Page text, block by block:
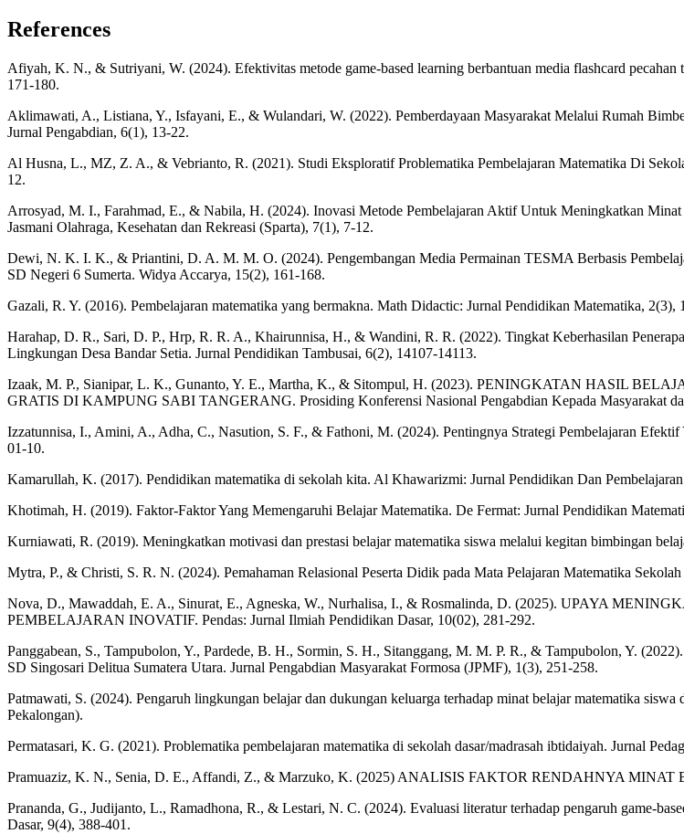
References
Afiyah, K. N., & Sutriyani, W. (2024). Efektivitas metode game-based learning berbantuan media flashcard
171-180.
Aklimawati, A., Listiana, Y., Isfayani, E., & Wulandari, W. (2022). Pemberdayaan Masyarakat Melalui Rumah
Jurnal Pengabdian, 6(1), 13-22.
Al Husna, L., MZ, Z. A., & Vebrianto, R. (2021). Studi Eksploratif Problematika Pembelajaran Matematika Di
12.
Arrosyad, M. I., Farahmad, E., & Nabila, H. (2024). Inovasi Metode Pembelajaran Aktif Untuk Meningkatkan
Jasmani Olahraga, Kesehatan dan Rekreasi (Sparta), 7(1), 7-12.
Dewi, N. K. I. K., & Priantini, D. A. M. M. O. (2024). Pengembangan Media Permainan TESMA Berbasis
SD Negeri 6 Sumerta. Widya Accarya, 15(2), 161-168.
Gazali, R. Y. (2016). Pembelajaran matematika yang bermakna. Math Didactic: Jurnal Pendidikan Matematika, 2(3),
Harahap, D. R., Sari, D. P., Hrp, R. R. A., Khairunnisa, H., & Wandini, R. R. (2022). Tingkat Keberhasilan
Lingkungan Desa Bandar Setia. Jurnal Pendidikan Tambusai, 6(2), 14107-14113.
Izaak, M. P., Sianipar, L. K., Gunanto, Y. E., Martha, K., & Sitompul, H. (2023). PENINGKATAN HASIL
GRATIS DI KAMPUNG SABI TANGERANG. Prosiding Konferensi Nasional Pengabdian Kepada Masyarakat
Izzatunnisa, I., Amini, A., Adha, C., Nasution, S. F., & Fathoni, M. (2024). Pentingnya Strategi Pembelajaran
01-10.
Kamarullah, K. (2017). Pendidikan matematika di sekolah kita. Al Khawarizmi: Jurnal Pendidikan Dan
Khotimah, H. (2019). Faktor-Faktor Yang Memengaruhi Belajar Matematika. De Fermat: Jurnal Pendidikan
Kurniawati, R. (2019). Meningkatkan motivasi dan prestasi belajar matematika siswa melalui kegitan bimbingan
Mytra, P., & Christi, S. R. N. (2024). Pemahaman Relasional Peserta Didik pada Mata Pelajaran Matematika
Nova, D., Mawaddah, E. A., Sinurat, E., Agneska, W., Nurhalisa, I., & Rosmalinda, D. (2025). UPAYA
PEMBELAJARAN INOVATIF. Pendas: Jurnal Ilmiah Pendidikan Dasar, 10(02), 281-292.
Panggabean, S., Tampubolon, Y., Pardede, B. H., Sormin, S. H., Sitanggang, M. M. P. R., & Tampubolon, Y.
SD Singosari Delitua Sumatera Utara. Jurnal Pengabdian Masyarakat Formosa (JPMF), 1(3), 251-258.
Patmawati, S. (2024). Pengaruh lingkungan belajar dan dukungan keluarga terhadap minat belajar matematika
Pekalongan).
Permatasari, K. G. (2021). Problematika pembelajaran matematika di sekolah dasar/madrasah ibtidaiyah. Jurnal
Pramuaziz, K. N., Senia, D. E., Affandi, Z., & Marzuko, K. (2025) ANALISIS FAKTOR RENDAHNYA MINAT
Prananda, G., Judijanto, L., Ramadhona, R., & Lestari, N. C. (2024). Evaluasi literatur terhadap pengaruh game-
Dasar, 9(4), 388-401.